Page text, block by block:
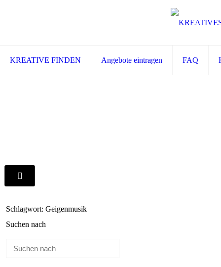
KREATIVE FINDEN Angebote eintragen FAQ
Schlagwort: Geigenmusik
Suchen nach